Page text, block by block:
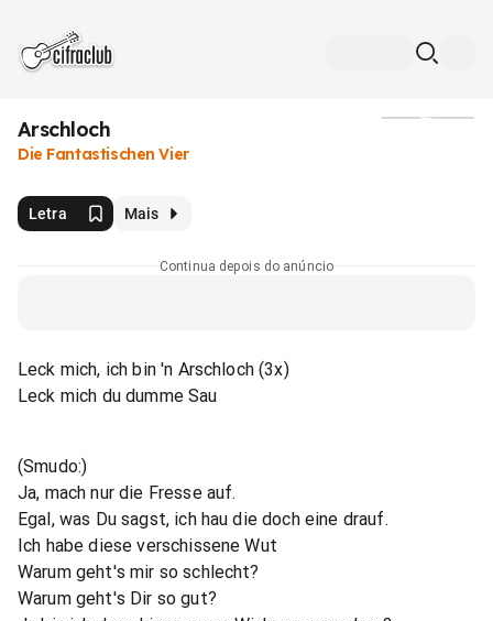
Arschloch
Die Fantastischen Vier
Letra Mais
Continua depois do anúncio
Leck mich, ich bin 'n Arschloch (3x)
Leck mich du dumme Sau
(Smudo:)
Ja, mach nur die Fresse auf.
Egal, was Du sagst, ich hau die doch eine drauf.
Ich habe diese verschissene Wut
Warum geht's mir so schlecht?
Warum geht's Dir so gut?